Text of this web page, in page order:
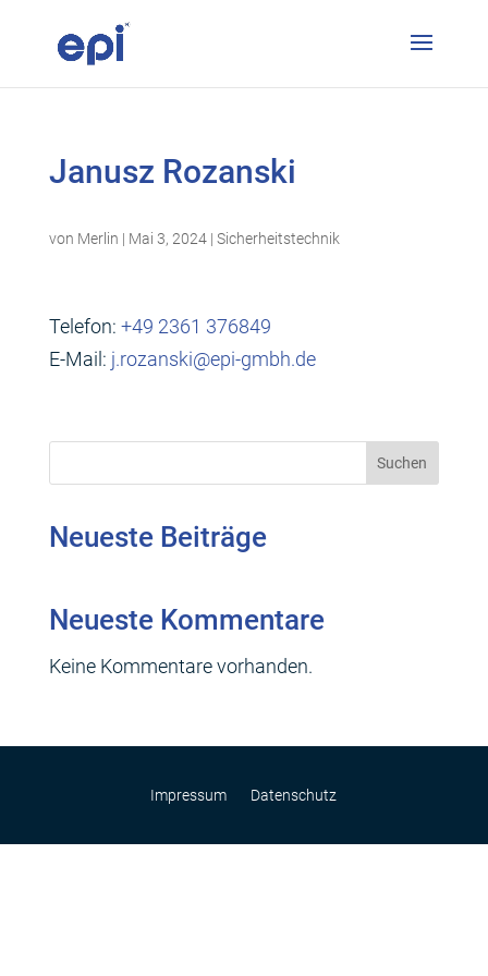
Janusz Rozanski
von Merlin | Mai 3, 2024| Sicherheitstechnik
Telefon: +49 2361 376849
E-Mail: j.rozanski@epi-gmbh.de
Suchen
Neueste Beiträge
Neueste Kommentare
Keine Kommentare vorhanden.
Impressum Datenschutz